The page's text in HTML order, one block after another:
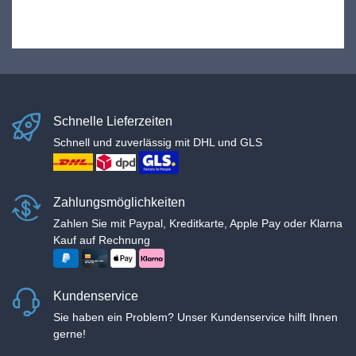
Schnelle Lieferzeiten
Schnell und zuverlässig mit DHL und GLS
Zahlungsmöglichkeiten
Zahlen Sie mit Paypal, Kreditkarte, Apple Pay oder Klarna
Kauf auf Rechnung
Kundenservice
Sie haben ein Problem? Unser Kundenservice hilft Ihnen
gerne!